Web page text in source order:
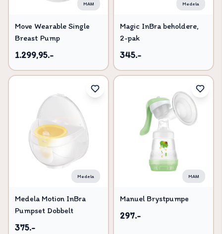
MAM
Move Wearable Single
Breast Pump
1.299,95.-
Medela
Magic InBra beholdere,
2-pak
345.-
Medela
Medela Motion InBra
Pumpset Dobbelt
375.-
MAM
Manuel Brystpumpe
297.-